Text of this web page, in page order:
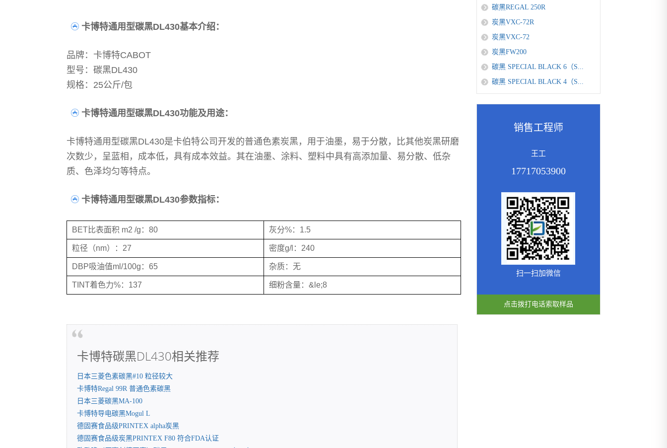
卡博特通用型碳黑DL430基本介绍：
品牌：卡博特CABOT
型号：碳黑DL430
规格：25公斤/包
卡博特通用型碳黑DL430功能及用途：
卡博特通用型碳黑DL430是卡伯特公司开发的普通色素炭黑，用于油墨，易于分散，比其他炭黑研磨
次数少，呈蓝相，成本低，具有成本效益。其在油墨、涂料、塑料中具有高添加量、易分散、低杂
质、色泽均匀等特点。
卡博特通用型碳黑DL430参数指标：
BET比表面积 m2 /g：80 灰分%：1.5
粒径（nm）：27 密度g/l：240
DBP吸油值ml/100g：65 杂质：无
TINT着色力%：137 细粉含量：&le;8
卡博特碳黑DL430相关推荐
日本三菱色素碳黑#10 粒径较大
卡博特Regal 99R 普通色素碳黑
日本三菱碳黑MA-100
卡博特导电碳黑Mogul L
德固赛食品级PRINTEX alpha炭黑
德固赛食品级炭黑PRINTEX F80 符合FDA认证
碳黑REGAL 250R
炭黑VXC-72R
炭黑VXC-72
炭黑FW200
碳黑 SPECIAL BLACK 6（S...
碳黑 SPECIAL BLACK 4（S...
销售工程师
王工
17717053900
扫一扫加微信
点击拨打电话索取样品